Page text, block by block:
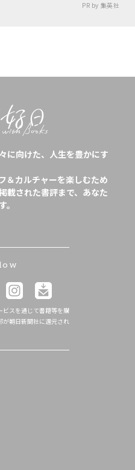
PR by 集英社
に向けた、人生を豊かにす
＆カルチャーを楽しむため
載された書評まで、あなた
ビスを通じて書籍等を購
が朝日新聞社に還元され